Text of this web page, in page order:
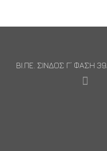
ΒΙ.ΠΕ. ΣΙΝΔΟΣ Γ’ ΦΑΣΗ